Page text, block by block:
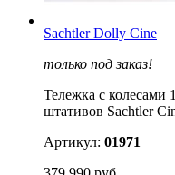
Sachtler Dolly Cine
только под заказ!
Тележка с колесами
штативов Sachtler
Артикул: 01971